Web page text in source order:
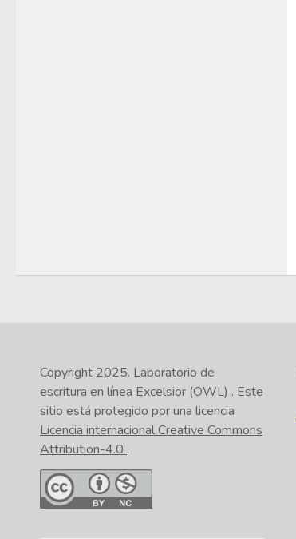
Copyright 2025. Laboratorio de
escritura en línea Excelsior (OWL) . Este
sitio está protegido por una licencia
Licencia internacional Creative Commons
Attribution-4.0 .